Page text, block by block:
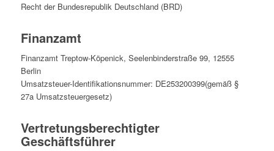
Recht der Bundesrepublik Deutschland (BRD)
Finanzamt
Finanzamt Treptow-Köpenick, Seelenbinderstraße 99, 12555
Berlin
Umsatzsteuer-Identifikationsnummer: DE253200399(gemäß §
27a Umsatzsteuergesetz)
Vertretungsberechtigter
Geschäftsführer